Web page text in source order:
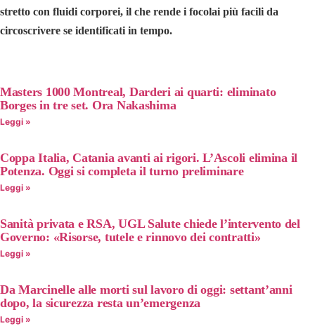
stretto con fluidi corporei, il che rende i focolai più facili da
circoscrivere se identificati in tempo.
Masters 1000 Montreal, Darderi ai quarti: eliminato
Borges in tre set. Ora Nakashima
Leggi »
Coppa Italia, Catania avanti ai rigori. L’Ascoli elimina il
Potenza. Oggi si completa il turno preliminare
Leggi »
Sanità privata e RSA, UGL Salute chiede l’intervento del
Governo: «Risorse, tutele e rinnovo dei contratti»
Leggi »
Da Marcinelle alle morti sul lavoro di oggi: settant’anni
dopo, la sicurezza resta un’emergenza
Leggi »